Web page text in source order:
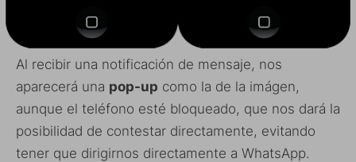
Al recibir una notificación de mensaje, nos
aparecerá una pop-up como la de la imágen,
aunque el teléfono esté bloqueado, que nos dará la
posibilidad de contestar directamente, evitando
tener que dirigirnos directamente a WhatsApp.